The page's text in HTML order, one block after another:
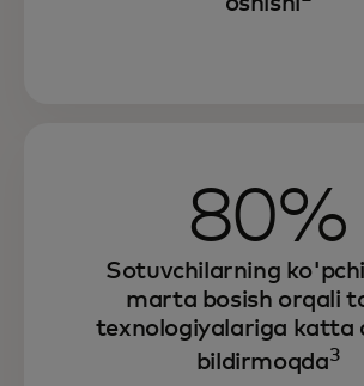
80%
Sotuvchilarning
marta bosish orqali
texnologiyalariga katta
bildirmoqda3